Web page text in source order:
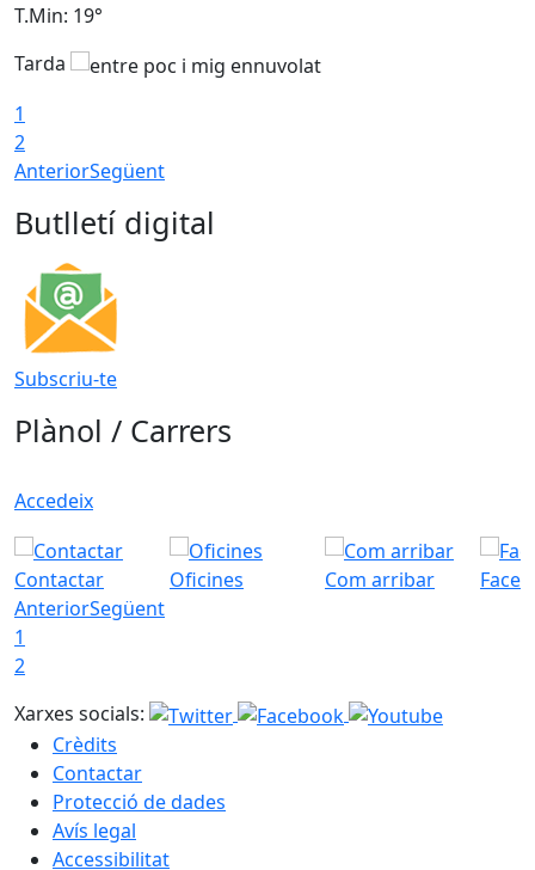
T.Min: 19°
Tarda
1
2
AnteriorSegüent
Butlletí digital
Subscriu-te
Plànol / Carrers
Accedeix
Contactar Oficines Com arribar
AnteriorSegüent
1
2
Xarxes socials:
Crèdits
Contactar
Protecció de dades
Avís legal
Accessibilitat